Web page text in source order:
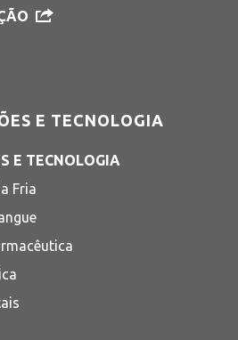
E TECNOLOGIA
E TECNOLOGIA
Fria